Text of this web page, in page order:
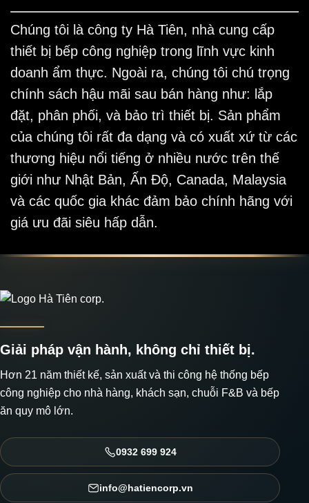
Chúng tôi là công ty Hà Tiên, nhà cung cấp
thiết bị bếp công nghiệp trong lĩnh vực kinh
doanh ẩm thực. Ngoài ra, chúng tôi chú trọng
chính sách hậu mãi sau bán hàng như: lắp
đặt, phân phối, và bảo trì thiết bị. Sản phẩm
của chúng tôi rất đa dạng và có xuất xứ từ các
thương hiệu nổi tiếng ở nhiều nước trên thế
giới như Nhật Bản, Ấn Độ, Canada, Malaysia
và các quốc gia khác đảm bảo chính hãng với
giá ưu đãi siêu hấp dẫn.
Giải pháp vận hành, không chỉ thiết bị.
Hơn 21 năm thiết kế, sản xuất và thi công hệ thống bếp
công nghiệp cho nhà hàng, khách sạn, chuỗi F&B và bếp
ăn quy mô lớn.
0932 699 924
info@hatiencorp.vn